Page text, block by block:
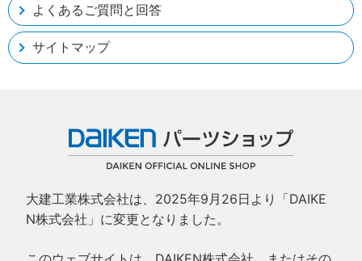
よくあるご質問と回答
サイトマップ
大建工業株式会社は、2025年9月26日より「DAIKE
N株式会社」に変更となりました。